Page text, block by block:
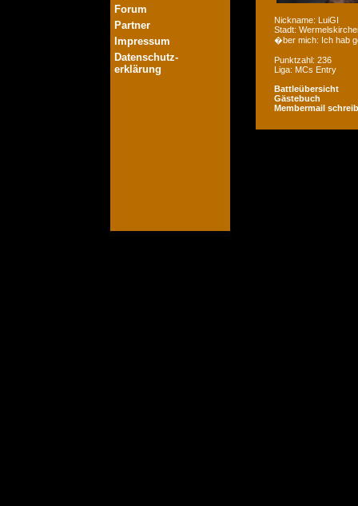
Forum
Partner
Impressum
Datenschutz-
erklärung
Nickname: LuiGI
Stadt:
�ber mich: Ich hab
Punktzahl: 236
Liga: MCs Entry
Battleübersicht
Gästebuch
Membermail